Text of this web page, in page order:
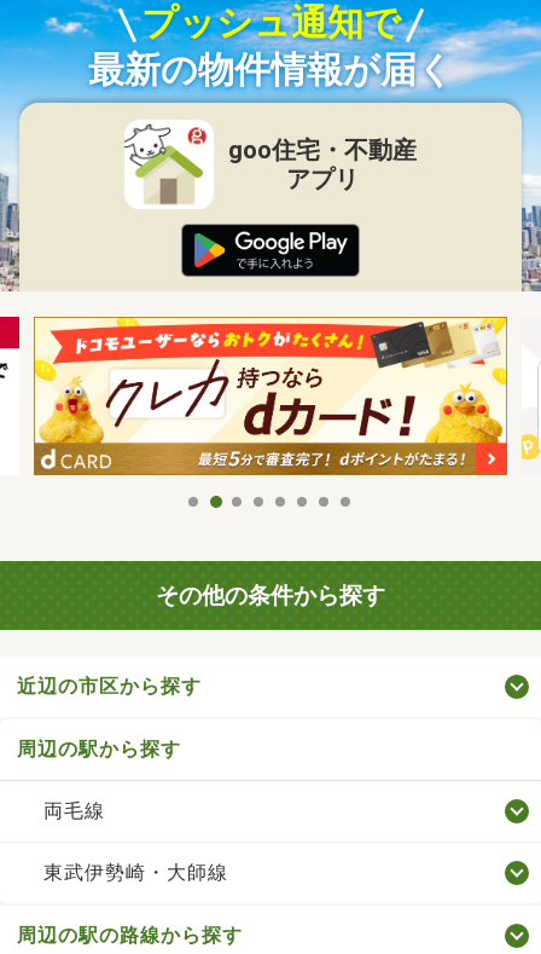
プッシュ通知で
最新の物件情報が届く
goo住宅・不動産
アプリ
その他の条件から探す
近辺の市区から探す
周辺の駅から探す
両毛線
東武伊勢崎・大師線
周辺の駅の路線から探す